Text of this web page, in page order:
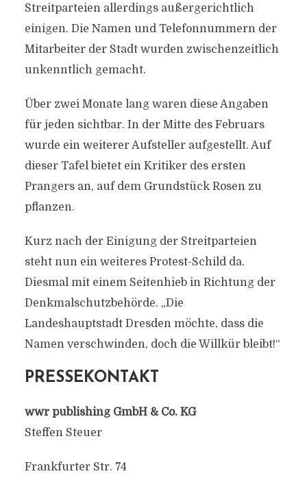
Streitparteien allerdings außergerichtlich
einigen. Die Namen und Telefonnummern der
Mitarbeiter der Stadt wurden zwischenzeitlich
unkenntlich gemacht.
Über zwei Monate lang waren diese Angaben
für jeden sichtbar. In der Mitte des Februars
wurde ein weiterer Aufsteller aufgestellt. Auf
dieser Tafel bietet ein Kritiker des ersten
Prangers an, auf dem Grundstück Rosen zu
pflanzen.
Kurz nach der Einigung der Streitparteien
steht nun ein weiteres Protest-Schild da.
Diesmal mit einem Seitenhieb in Richtung der
Denkmalschutzbehörde. „Die
Landeshauptstadt Dresden möchte, dass die
Namen verschwinden, doch die Willkür bleibt!“
PRESSEKONTAKT
wwr publishing GmbH & Co. KG
Steffen Steuer
Frankfurter Str. 74